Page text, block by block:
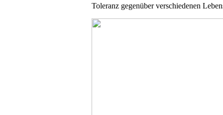
Toleranz gegenüber verschiedenen